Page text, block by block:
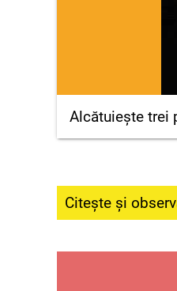
Alcătuiește trei
Citește și